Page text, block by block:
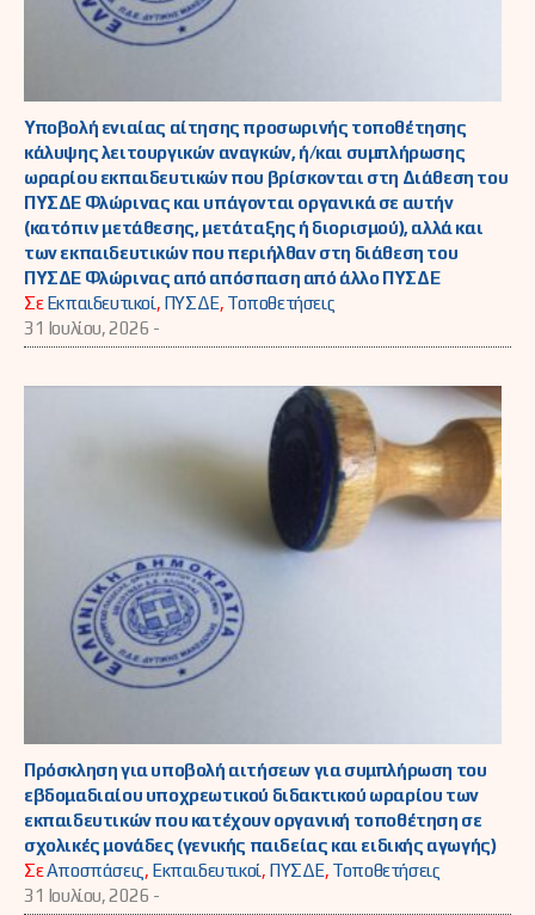
Υποβολή ενιαίας αίτησης προσωρινής τοποθέτησης
κάλυψης λειτουργικών αναγκών, ή/και συμπλήρωσης
ωραρίου εκπαιδευτικών που βρίσκονται στη Διάθεση του
ΠΥΣΔΕ Φλώρινας και υπάγονται οργανικά σε αυτήν
(κατόπιν μετάθεσης, μετάταξης ή διορισμού), αλλά και
των εκπαιδευτικών που περιήλθαν στη διάθεση του
ΠΥΣΔΕ Φλώρινας από απόσπαση από άλλο ΠΥΣΔΕ
ΣεΕκπαιδευτικοί, ΠΥΣΔΕ, Τοποθετήσεις
31 Ιουλίου, 2026 -
Πρόσκληση για υποβολή αιτήσεων για συμπλήρωση του
εβδομαδιαίου υποχρεωτικού διδακτικού ωραρίου των
εκπαιδευτικών που κατέχουν οργανική τοποθέτηση σε
σχολικές μονάδες (γενικής παιδείας και ειδικής αγωγής)
ΣεΑποσπάσεις, Εκπαιδευτικοί, ΠΥΣΔΕ, Τοποθετήσεις
31 Ιουλίου, 2026 -